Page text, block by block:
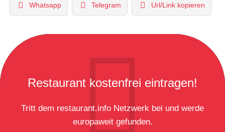
Whatsapp Telegram Url/Link kopieren
Restaurant kostenfrei eintragen!
Tritt dem restaurant.info Netzwerk bei und werde
europaweit gefunden.